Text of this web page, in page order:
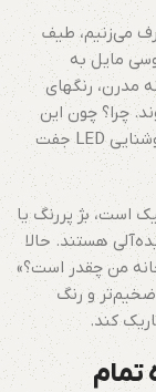
می‌زنیم، طیف
مایل به
مدرن، رنگهای
چرا؟ چون این
رنگها به راحتی با بدنه استیل، سنگهای سرد و روشنایی LED جفت
است، بژ پررنگ یا
هستند. حالا
من چقدر است؟»
ضخیم‌تر و رنگ
کند.
تمام